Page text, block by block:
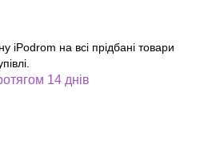
iPodrom на всі прідбані товари
14 днів